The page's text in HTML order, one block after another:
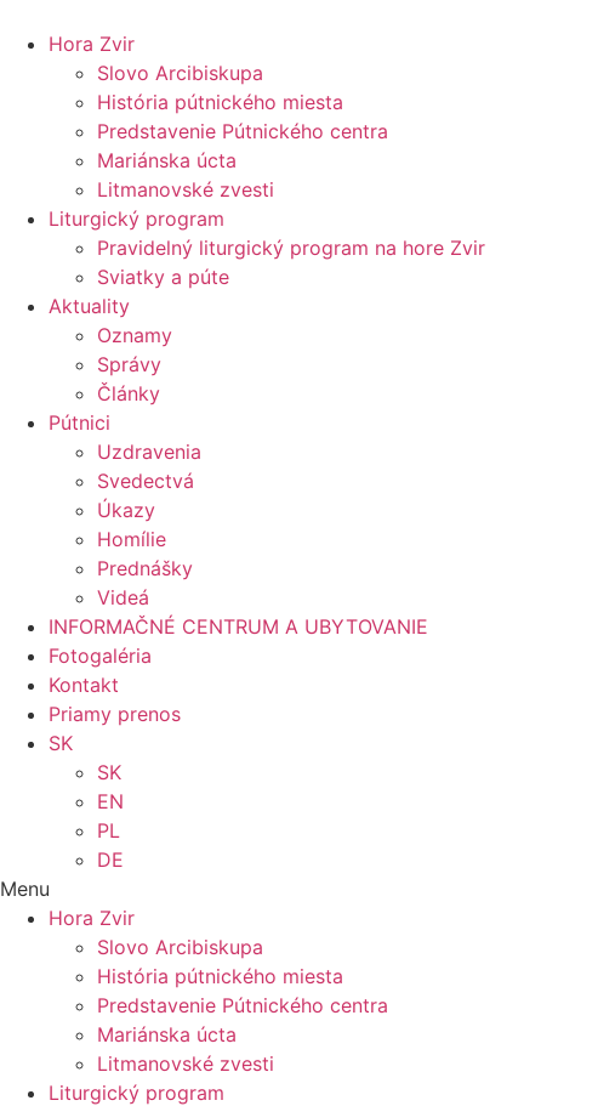
Hora Zvir
Slovo Arcibiskupa
História pútnického miesta
Predstavenie Pútnického centra
Mariánska úcta
Litmanovské zvesti
Liturgický program
Pravidelný liturgický program na hore Zvir
Sviatky a púte
Aktuality
Oznamy
Správy
Články
Pútnici
Uzdravenia
Svedectvá
Úkazy
Homílie
Prednášky
Videá
INFORMAČNÉ CENTRUM A UBYTOVANIE
Fotogaléria
Kontakt
Priamy prenos
SK
SK
EN
PL
DE
Menu
Hora Zvir
Slovo Arcibiskupa
História pútnického miesta
Predstavenie Pútnického centra
Mariánska úcta
Litmanovské zvesti
Liturgický program